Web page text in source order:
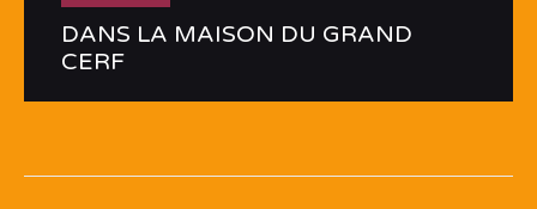
DANS LA MAISON DU GRAND
CERF